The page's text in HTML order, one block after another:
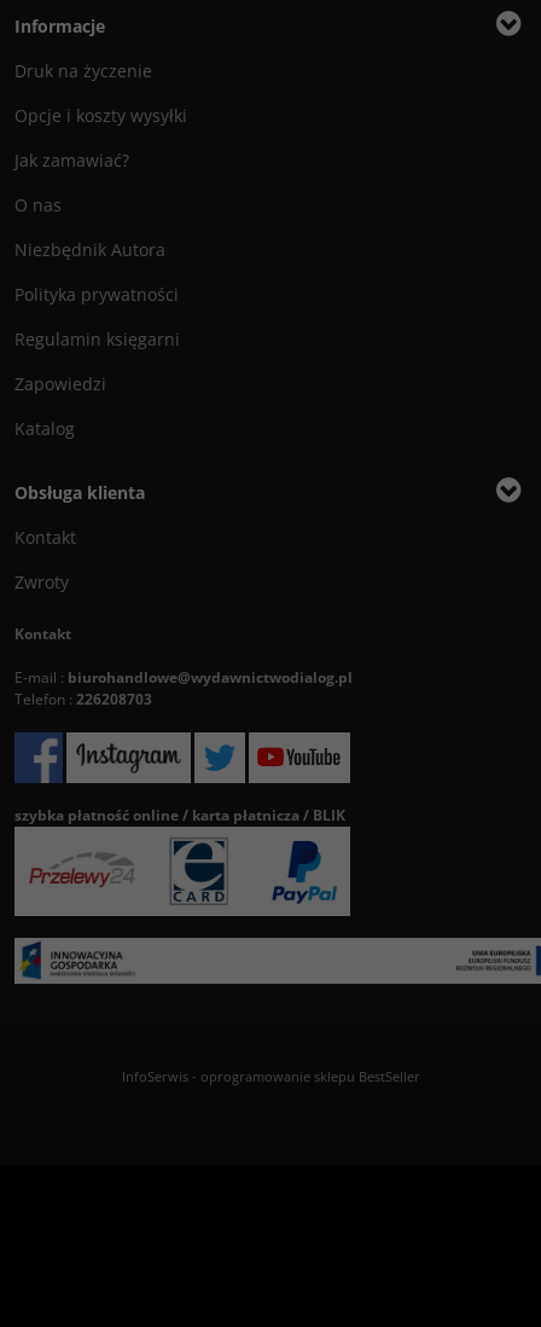
Informacje
Druk na życzenie
Opcje i koszty wysyłki
Jak zamawiać?
O nas
Niezbędnik Autora
Polityka prywatności
Regulamin księgarni
Zapowiedzi
Katalog
Obsługa klienta
Kontakt
Zwroty
Kontakt
E-mail : biurohandlowe@wydawnictwodialog.pl
Telefon : 226208703
szybka płatność online / karta płatnicza / BLIK
InfoSerwis- oprogramowanie sklepu BestSeller